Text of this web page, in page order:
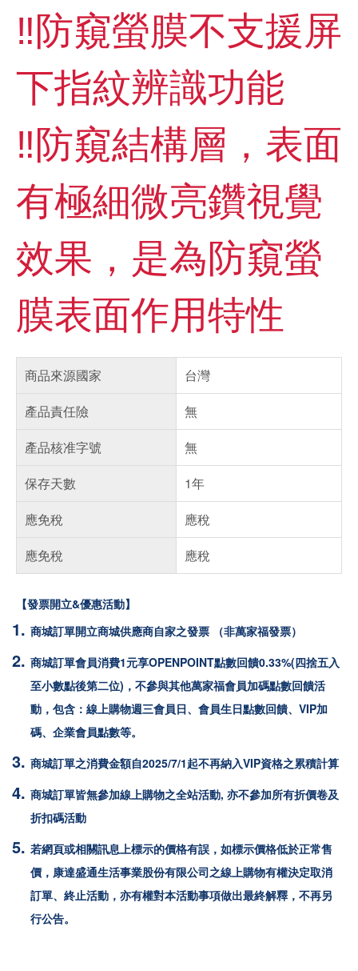
‼️防窺螢膜不支援屏
下指紋辨識功能
‼️防窺結構層，表面
有極細微亮鑽視覺
效果，是為防窺螢
膜表面作用特性
商品來源國家
台灣
產品責任險
無
產品核准字號
無
保存天數
1年
應免稅
應稅
應免稅
應稅
【發票開立&優惠活動】
商城訂單開立商城供應商自家之發票 （非萬家福發票）
商城訂單會員消費1元享OPENPOINT點數回饋0.33%(四捨五入
至小數點後第二位)，不參與其他萬家福會員加碼點數回饋活
動，包含：線上購物週三會員日、會員生日點數回饋、VIP加
碼、企業會員點數等。
商城訂單之消費金額自2025/7/1起不再納入VIP資格之累積計算
商城訂單皆無參加線上購物之全站活動, 亦不參加所有折價卷及
折扣碼活動
若網頁或相關訊息上標示的價格有誤，如標示價格低於正常售
價，康達盛通生活事業股份有限公司之線上購物有權決定取消
訂單、終止活動，亦有權對本活動事項做出最終解釋，不再另
行公告。